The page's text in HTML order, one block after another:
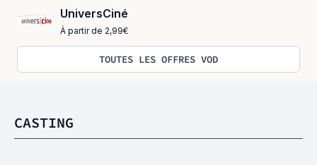
UniversCiné
À partir de 2,99€
TOUTES LES OFFRES VOD
CASTING